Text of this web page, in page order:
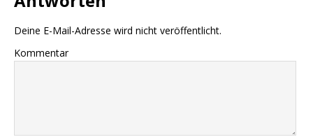
Deine E-Mail-Adresse wird nicht veröffentlicht.
Kommentar